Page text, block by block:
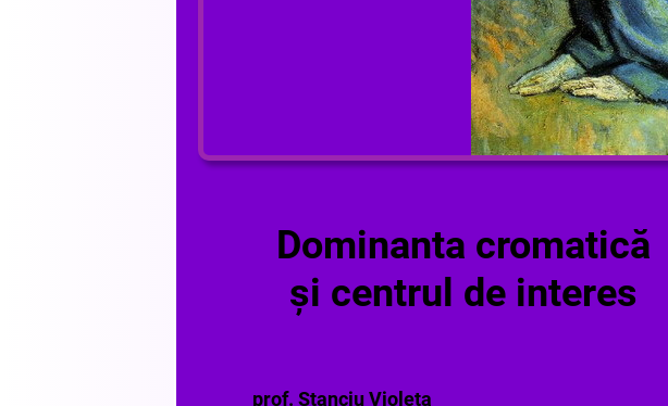
Dominanta cromatică
și centrul de interes
prof. Stanciu Violeta